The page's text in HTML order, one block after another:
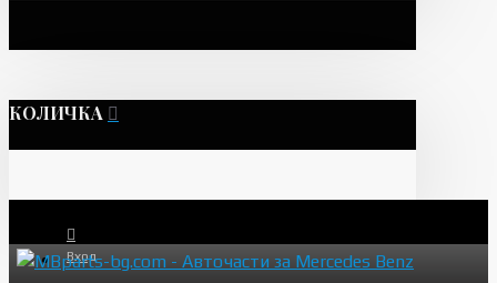
КОЛИЧКА
Вход